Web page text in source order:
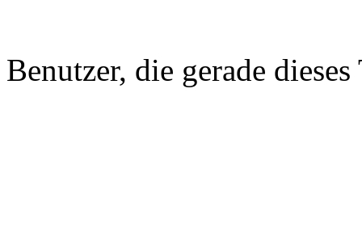
Benutzer, die gerade